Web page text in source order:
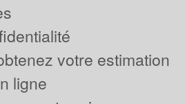
votre estimation
ligne